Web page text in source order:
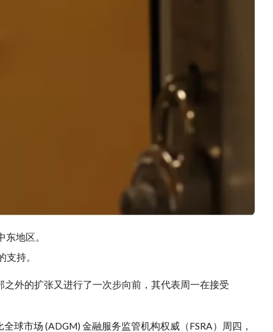
东地区。
持。
之外的扩张又进行了一次步向前，其代表周一在接受
全球市场 (ADGM) 金融服务监管机构权威 （FSRA）周四，